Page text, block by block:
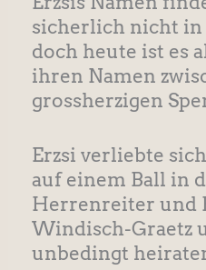
sicherlich nicht in
doch heute ist es
ihren Namen
grossherzigen
Erzsi verliebte
auf einem Ball in
Herrenreiter und
Windisch-Graetz
unbedingt